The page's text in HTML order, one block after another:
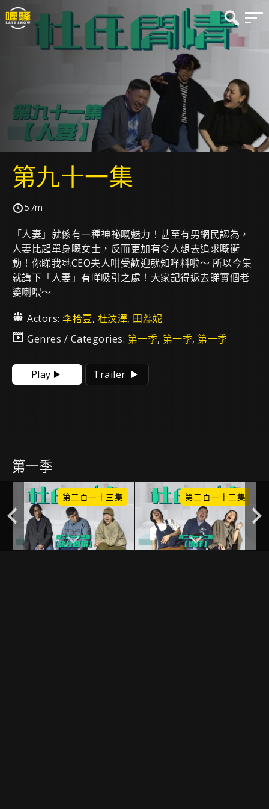
第九十一集
57m
「人妻」就係有一種神祕嘅魅力！甚至有男網民認為，
人妻比起單身嘅女士，反而更加有令人想去追求嘅衝
動！你睇我哋CEO夫人咁受歡迎就知咩料啦～ 所以今集
就講下「人妻」有咩吸引之處！大家記得返去睇實個老
婆喇喂～
Actors:李拾壹, 杜汶澤, 田蕊妮
Genres / Categories: 第一季, 第一季, 第一季
Play Trailer
第一季
第二百一十三集 第二百一十二集